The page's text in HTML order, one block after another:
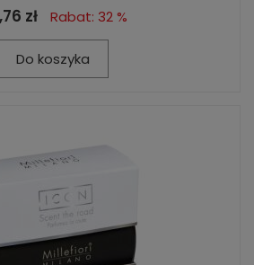
zł Rabat: 32 %
Do koszyka